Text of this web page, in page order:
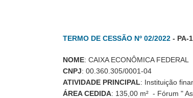
TERMO DE CESSÃO Nº 02/2022- PA-
NOME: CAIXA ECONÔMICA FEDERAL
CNPJ: 00.360.305/0001-04
ATIVIDADE PRINCIPAL: Instituição
ÁREA CEDIDA: 135,00 m² - Fórum "